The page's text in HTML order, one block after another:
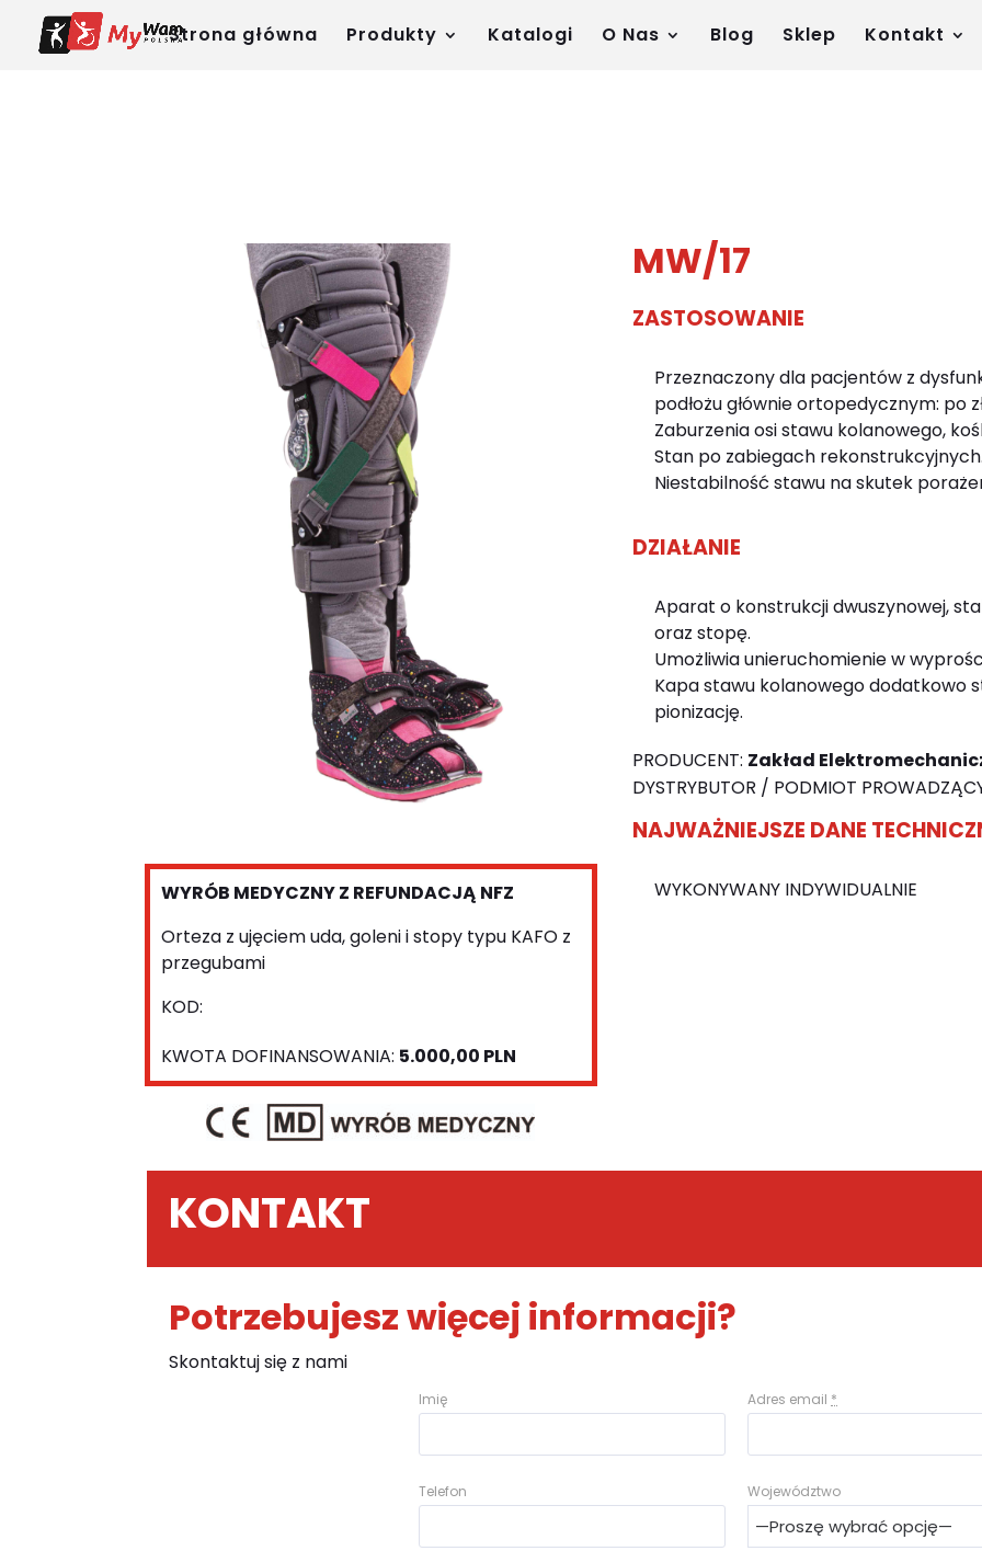
Warning : Trying to access array offset on false in/home/klient.dhosting.pl/mywam/mywam.pl/public_html/wp-
Strona główna Produkty Katalogi O Nas Blog Sklep Kontakt
WYRÓB MEDYCZNY Z REFUNDACJĄ NFZ
Orteza z ujęciem uda, goleni i stopy typu KAFO z
przegubami
KOD:
KWOTA DOFINANSOWANIA: 5.000,00 PLN
MW/17
ZASTOSOWANIE
Przeznaczony dla pacjentów z
podłożu głównie ortopedycznym: po
Zaburzenia osi stawu kolanowego,
Stan po zabiegach rekonstrukcyjnych.
Niestabilność stawu na skutek
DZIAŁANIE
Aparat o konstrukcji dwuszynowej,
oraz stopę.
Umożliwia unieruchomienie w
Kapa stawu kolanowego dodatkowo
pionizację.
PRODUCENT: Zakład
DYSTRYBUTOR / PODMIOT
NAJWAŻNIEJSZE DANE
WYKONYWANY INDYWIDUALNIE
KONTAKT
Potrzebujesz więcej informacji?
Skontaktuj się z nami
Imię Adres email *
Telefon Województwo